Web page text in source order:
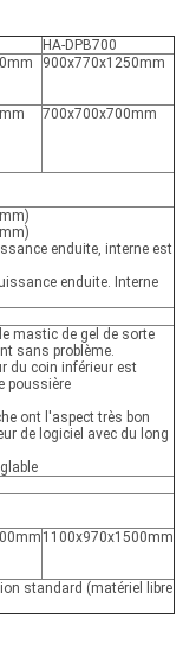
HA-DPB700
900x770x1250mm
700x700x700mm
enduite, interne est
enduite. Interne
mastic de gel de sorte
sans problème.
du coin inférieur est
poussière
ont l'aspect très bon
de logiciel avec du long
1100x970x1500mm
standard (matériel libre